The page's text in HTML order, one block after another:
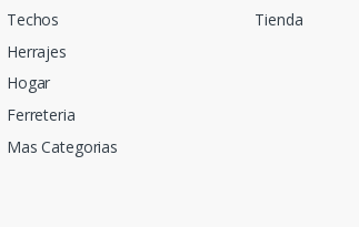
Techos
Herrajes
Hogar
Ferreteria
Mas Categorias
Tienda